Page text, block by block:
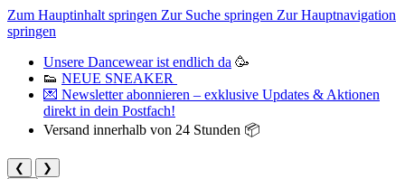
Zum Hauptinhalt springen Zur Suche springen Zur Hauptnavigation
springen
Unsere Dancewear ist endlich da 🥳
👟 NEUE SNEAKER
💌 Newsletter abonnieren – exklusive Updates & Aktionen
direkt in dein Postfach!
Versand innerhalb von 24 Stunden 📦
❮
❯